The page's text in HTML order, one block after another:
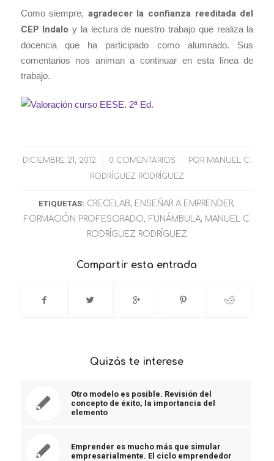
Como siempre, agradecer la confianza reeditada del
CEP Indalo y la lectura de nuestro trabajo que realiza la
docencia que ha participado como alumnado. Sus
comentarios nos animan a continuar en esta línea de
trabajo.
DICIEMBRE 21, 2012
/ 0 COMENTARIOS
/ POR MANUEL C.
RODRÍGUEZ RODRÍGUEZ
ETIQUETAS: CRECELAB, ENSEÑAR A EMPRENDER,
FORMACIÓN PROFESORADO, FUNÁMBULA, MANUEL C.
RODRÍGUEZ RODRÍGUEZ
Compartir esta entrada
Quizás te interese
Otro modelo es posible. Revisión del
concepto de éxito, la importancia del
elemento
Emprender es mucho más que simular
empresarialmente. El ciclo emprendedor